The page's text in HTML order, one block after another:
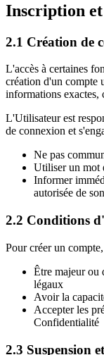
Inscription et
2.1 Création de
L'accès à certaines
création d'un compte
informations exactes,
L'Utilisateur est
de connexion et
Ne pas
Utiliser un mot
Informer
autorisée de
2.2 Conditions
Pour créer un
Être majeur ou
légaux
Avoir la
Accepter les
Confidentialité
2.3 Suspension